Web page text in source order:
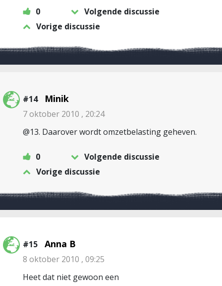
0
Volgende discussie
Vorige discussie
#14 Minik
7 oktober 2010 , 20:24
@13. Daarover wordt omzetbelasting geheven.
0
Volgende discussie
Vorige discussie
#15 Anna B
8 oktober 2010 , 09:25
Heet dat niet gewoon een